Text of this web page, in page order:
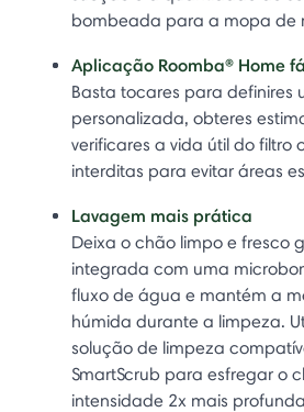
bombeada para a mopa de
Aplicação Roomba® Home
Basta tocares para definires
personalizada, obteres
verificares a vida útil do filtro
interditas para evitar áreas
Lavagem mais prática
Deixa o chão limpo e fresco
integrada com uma
fluxo de água e mantém a
húmida durante a limpeza.
solução de limpeza
SmartScrub para esfregar o
intensidade 2x mais profunda